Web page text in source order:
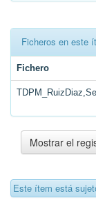
Ficheros en este
Fichero
Mostrar el
Este ítem está